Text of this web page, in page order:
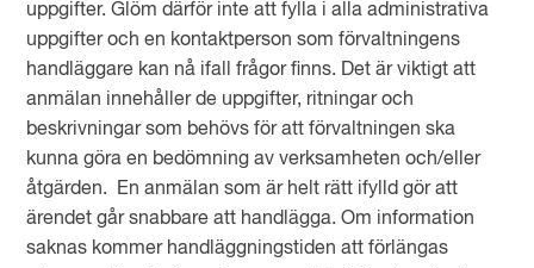
uppgifter. Glöm därför inte att fylla i alla administrativa
uppgifter och en kontaktperson som förvaltningens
handläggare kan nå ifall frågor finns. Det är viktigt att
anmälan innehåller de uppgifter, ritningar och
beskrivningar som behövs för att förvaltningen ska
kunna göra en bedömning av verksamheten och/eller
åtgärden. En anmälan som är helt rätt ifylld gör att
ärendet går snabbare att handlägga. Om information
saknas kommer handläggningstiden att förlängas